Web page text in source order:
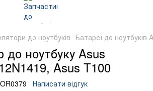
до ноутбуків Батареї до ноутбуків
до ноутбуку Asus
Asus T100
Написати відгук